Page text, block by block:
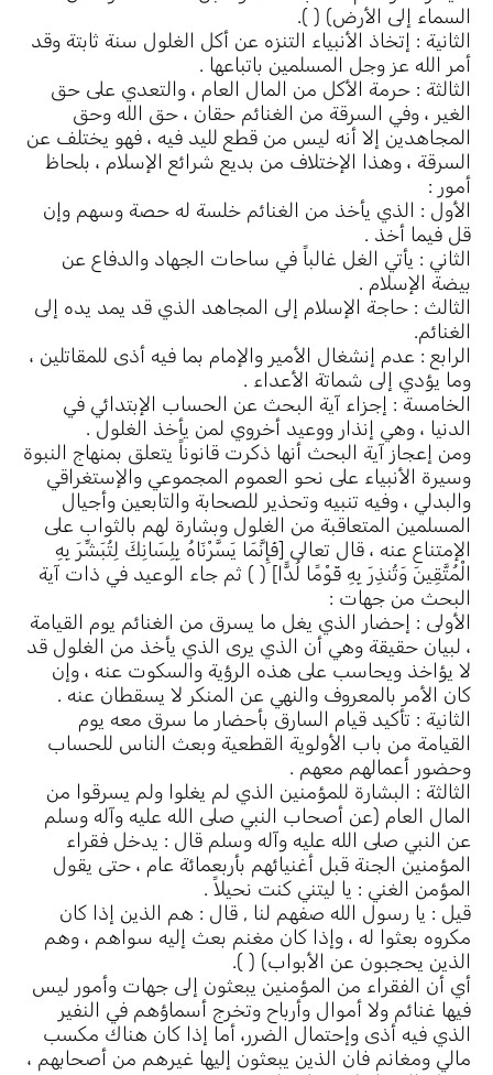
السماء إلى الأرض) ( ).
الثانية : إتخاذ الأنبياء التنزه عن أكل الغلول سنة ثابتة وقد
أمر الله عز وجل المسلمين باتباعها .
الثالثة : حرمة الأكل من المال العام ، والتعدي على حق
الغير ، وفي السرقة من الغنائم حقان ، حق الله وحق
المجاهدين إلا أنه ليس من قطع لليد فيه ، فهو يختلف عن
السرقة ، وهذا الإختلاف من بديع شرائع الإسلام ، بلحاظ
أمور :
الأول : الذي يأخذ من الغنائم خلسة له حصة وسهم وإن
قل فيما أخذ .
الثاني : يأتي الغل غالباً في ساحات الجهاد والدفاع عن
بيضة الإسلام .
الثالث : حاجة الإسلام إلى المجاهد الذي قد يمد يده إلى
الغنائم.
الرابع : عدم إنشغال الأمير والإمام بما فيه أذى للمقاتلين ،
وما يؤدي إلى شماتة الأعداء .
الخامسة : إجزاء آية البحث عن الحساب الإبتدائي في
الدنيا ، وهي إنذار ووعيد أخروي لمن يأخذ الغلول .
ومن إعجاز آية البحث أنها ذكرت قانوناً يتعلق بمنهاج النبوة
وسيرة الأنبياء على نحو العموم المجموعي والإستغراقي
والبدلي ، وفيه تنبيه وتحذير للصحابة والتابعين وأجيال
المسلمين المتعاقبة من الغلول وبشارة لهم بالثواب على
الإمتناع عنه ، قال تعالى [فَإِنَّمَا يَسَّرْنَاهُ بِلِسَانِكَ لِتُبَشِّرَ بِهِ
الْمُتَّقِينَ وَتُنذِرَ بِهِ قَوْمًا لُدًّا] ( ) ثم جاء الوعيد في ذات آية
البحث من جهات :
الأولى : إحضار الذي يغل ما يسرق من الغنائم يوم القيامة
، لبيان حقيقة وهي أن الذي يرى الذي يأخذ من الغلول قد
لا يؤاخذ ويحاسب على هذه الرؤية والسكوت عنه ، وإن
كان الأمر بالمعروف والنهي عن المنكر لا يسقطان عنه .
الثانية : تأكيد قيام السارق بأحضار ما سرق معه يوم
القيامة من باب الأولوية القطعية وبعث الناس للحساب
وحضور أعمالهم معهم .
الثالثة : البشارة للمؤمنين الذي لم يغلوا ولم يسرقوا من
المال العام (عن أصحاب النبي صلى الله عليه وآله وسلم
عن النبي صلى الله عليه وآله وسلم قال : يدخل فقراء
المؤمنين الجنة قبل أغنيائهم بأربعمائة عام ، حتى يقول
المؤمن الغني : يا ليتني كنت نحيلاً .
قيل : يا رسول الله صفهم لنا , قال : هم الذين إذا كان
مكروه بعثوا له ، وإذا كان مغنم بعث إليه سواهم ، وهم
الذين يحجبون عن الأبواب) ( ).
أي أن الفقراء من المؤمنين يبعثون إلى جهات وأمور ليس
فيها غنائم ولا أموال وأرباح وتخرج أسماؤهم في النفير
الذي فيه أذى وإحتمال الضرر، أما إذا كان هناك مكسب
مالي ومغانم فان الذين يبعثون إليها غيرهم من أصحابهم ،